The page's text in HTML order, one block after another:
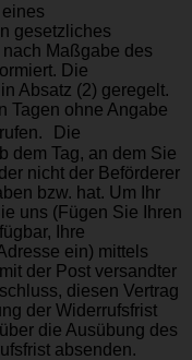
gesetzliches
Maßgabe des
Die
Absatz (2) geregelt.
Tagen ohne Angabe
Die
dem Tag, an dem Sie
nicht der Beförderer
bzw. hat. Um Ihr
uns (Fügen Sie Ihren
Ihre
ein) mittels
der Post versandter
diesen Vertrag
der Widerrufsfrist
die Ausübung des
absenden.